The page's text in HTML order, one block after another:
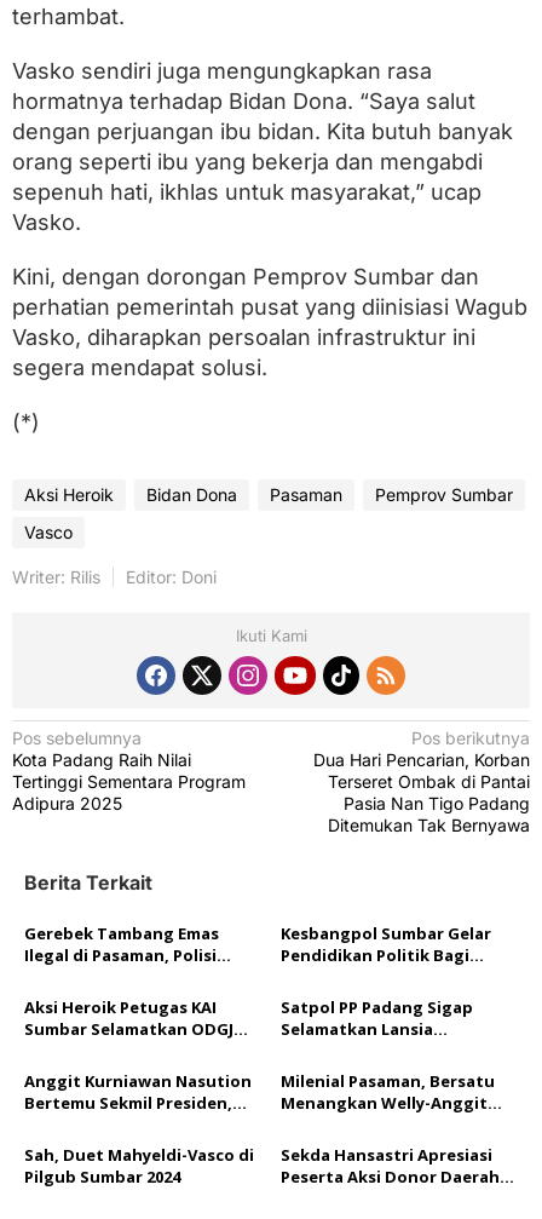
terhambat.
Vasko sendiri juga mengungkapkan rasa
hormatnya terhadap Bidan Dona. “Saya salut
dengan perjuangan ibu bidan. Kita butuh banyak
orang seperti ibu yang bekerja dan mengabdi
sepenuh hati, ikhlas untuk masyarakat,” ucap
Vasko.
Kini, dengan dorongan Pemprov Sumbar dan
perhatian pemerintah pusat yang diinisiasi Wagub
Vasko, diharapkan persoalan infrastruktur ini
segera mendapat solusi.
(*)
Aksi Heroik Bidan Dona Pasaman
Pemprov Sumbar
Vasco
Writer: Rilis Editor: Doni
Ikuti Kami
N
a
v
g
s
p
s
Pos sebelumnya
Kota Padang Raih Nilai
Tertinggi Sementara Program
Adipura 2025
Pos berikutnya
Dua Hari Pencarian, Korban
Terseret Ombak di Pantai
Pasia Nan Tigo Padang
Ditemukan Tak Bernyawa
Berita Terkait
Gerebek Tambang Emas
Ilegal di Pasaman, Polisi
Ekskavator
Kesbangpol Sumbar Gelar
Pendidikan Politik Bagi
dan Pasaman Barat
Aksi Heroik Petugas KAI
Sumbar Selamatkan ODGJ
Rel Kereta
Satpol PP Padang Sigap
Selamatkan Lansia
Cari Alamat
Anggit Kurniawan Nasution
Bertemu Sekmil Presiden,
Bangun Pasaman
Milenial Pasaman, Bersatu
Menangkan Welly-Anggit
Sah, Duet Mahyeldi-Vasco di
Pilgub Sumbar 2024
Sekda Hansastri Apresiasi
Peserta Aksi Donor Daerah